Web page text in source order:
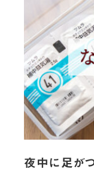
夜中に足がつ